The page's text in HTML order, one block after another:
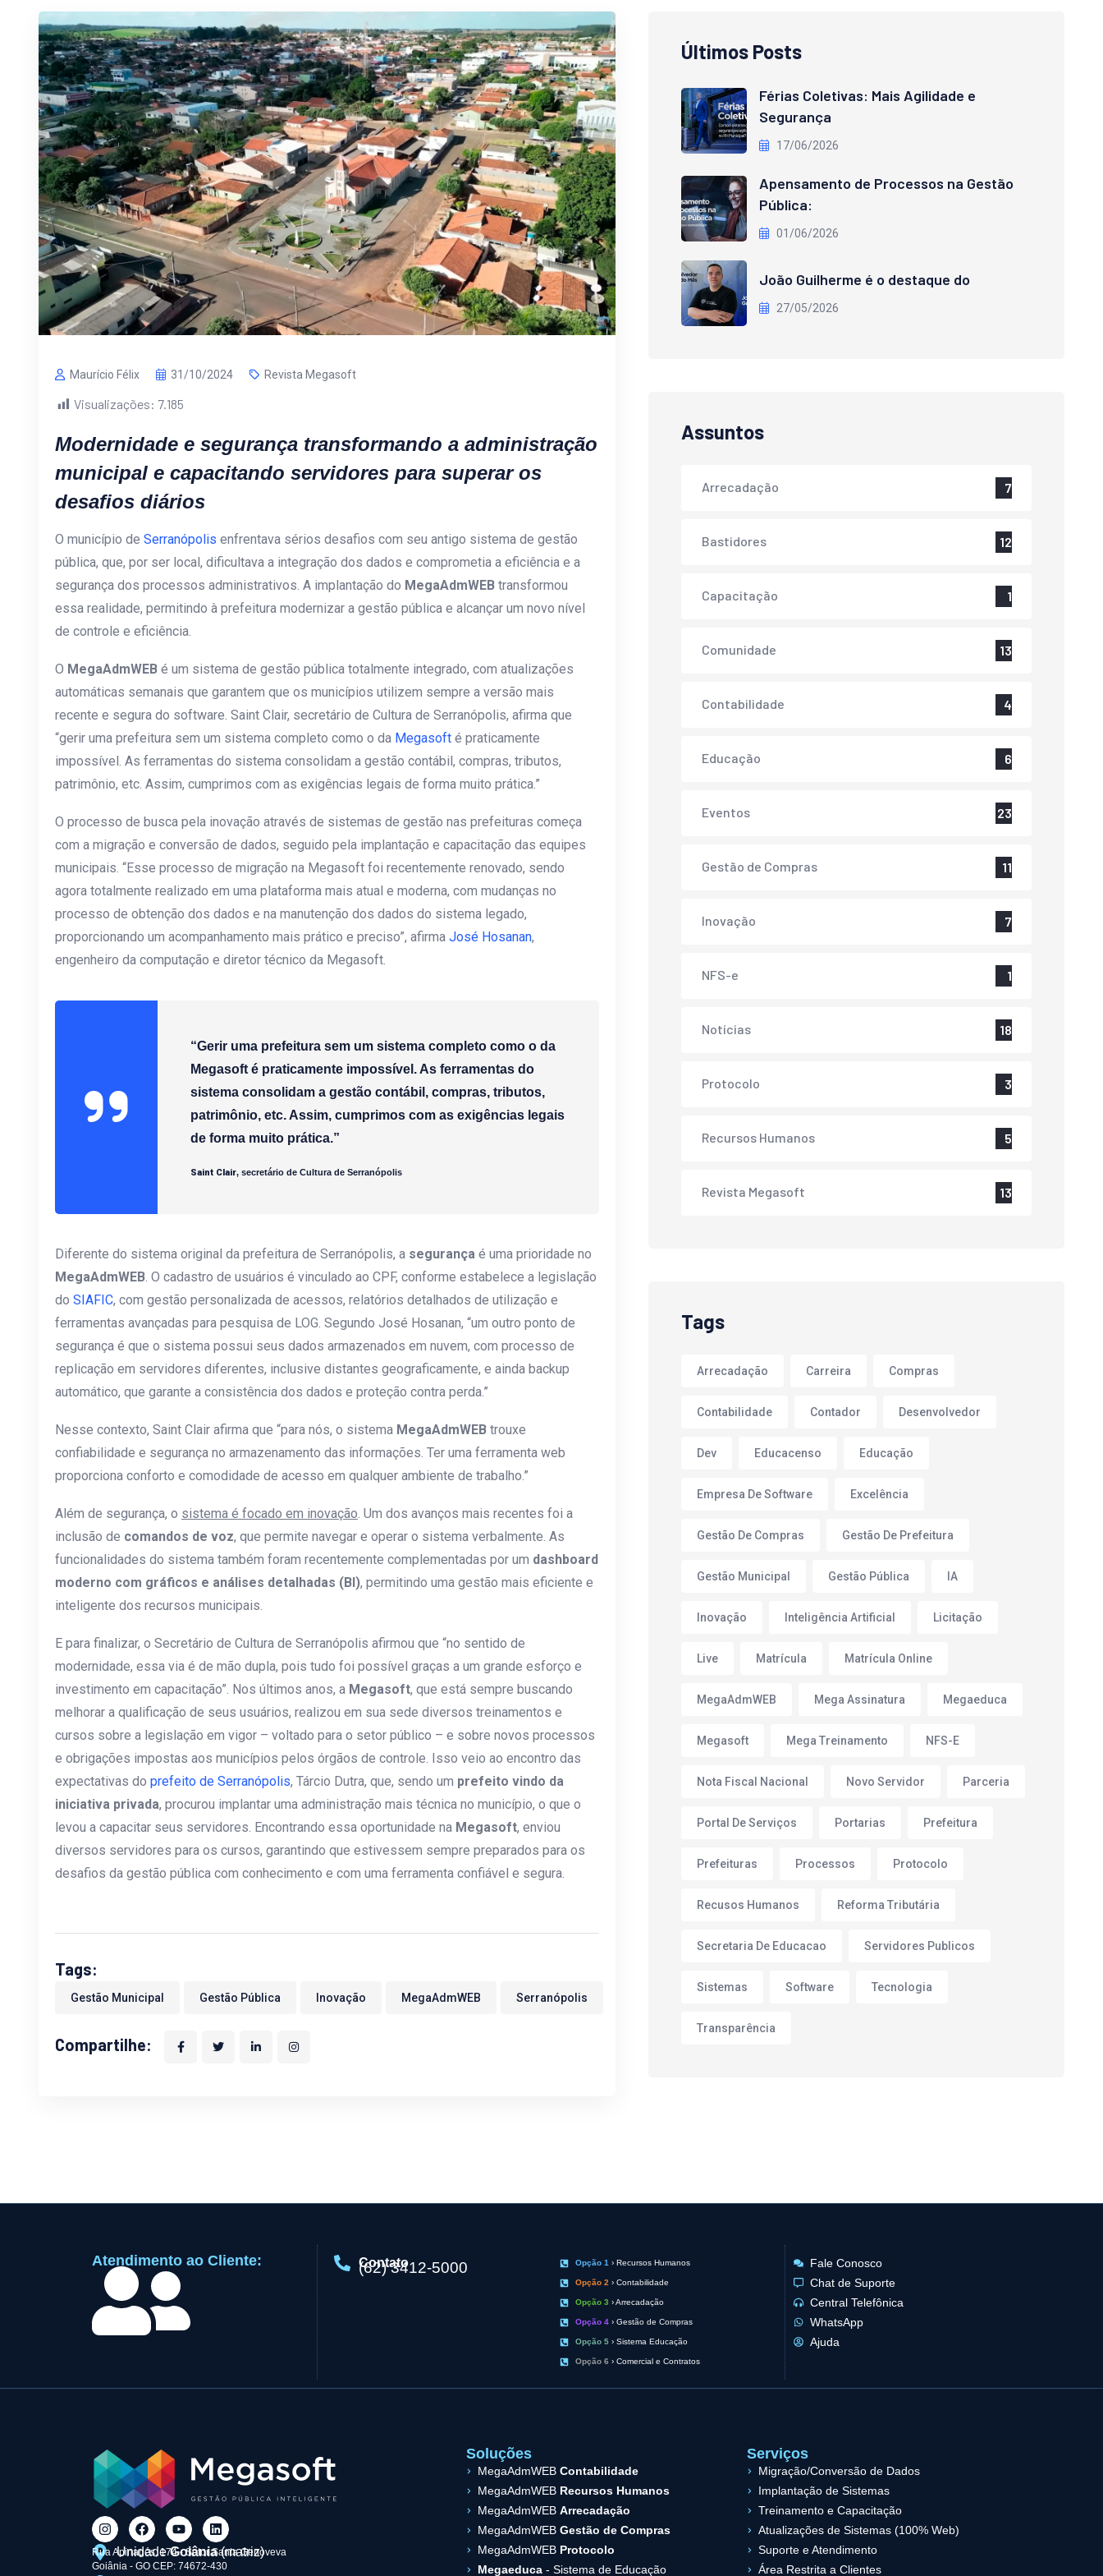
Maurício Félix 31/10/2024 Revista Megasoft
Visualizações: 7.185
Modernidade e segurança transformando a administração
municipal e capacitando servidores para superar os
desafios diários
O município de Serranópolis enfrentava sérios desafios com seu antigo sistema de gestão
pública, que, por ser local, dificultava a integração dos dados e comprometia a eficiência e a
segurança dos processos administrativos. A implantação do MegaAdmWEB transformou
essa realidade, permitindo à prefeitura modernizar a gestão pública e alcançar um novo nível
de controle e eficiência.
O MegaAdmWEB é um sistema de gestão pública totalmente integrado, com atualizações
automáticas semanais que garantem que os municípios utilizem sempre a versão mais
recente e segura do software. Saint Clair, secretário de Cultura de Serranópolis, afirma que
“gerir uma prefeitura sem um sistema completo como o da Megasoft é praticamente
impossível. As ferramentas do sistema consolidam a gestão contábil, compras, tributos,
patrimônio, etc. Assim, cumprimos com as exigências legais de forma muito prática.”
O processo de busca pela inovação através de sistemas de gestão nas prefeituras começa
com a migração e conversão de dados, seguido pela implantação e capacitação das equipes
municipais. “Esse processo de migração na Megasoft foi recentemente renovado, sendo
agora totalmente realizado em uma plataforma mais atual e moderna, com mudanças no
processo de obtenção dos dados e na manutenção dos dados do sistema legado,
proporcionando um acompanhamento mais prático e preciso”, afirma José Hosanan,
engenheiro da computação e diretor técnico da Megasoft.
“Gerir uma prefeitura sem um sistema completo como o da
Megasoft é praticamente impossível. As ferramentas do
sistema consolidam a gestão contábil, compras, tributos,
patrimônio, etc. Assim, cumprimos com as exigências legais
de forma muito prática.”
Saint Clair, secretário de Cultura de Serranópolis
Diferente do sistema original da prefeitura de Serranópolis, a segurança é uma prioridade no
MegaAdmWEB. O cadastro de usuários é vinculado ao CPF, conforme estabelece a legislação
do SIAFIC, com gestão personalizada de acessos, relatórios detalhados de utilização e
ferramentas avançadas para pesquisa de LOG. Segundo José Hosanan, “um outro ponto de
segurança é que o sistema possui seus dados armazenados em nuvem, com processo de
replicação em servidores diferentes, inclusive distantes geograficamente, e ainda backup
automático, que garante a consistência dos dados e proteção contra perda.”
Nesse contexto, Saint Clair afirma que “para nós, o sistema MegaAdmWEB trouxe
confiabilidade e segurança no armazenamento das informações. Ter uma ferramenta web
proporciona conforto e comodidade de acesso em qualquer ambiente de trabalho.”
Além de segurança, o sistema é focado em inovação. Um dos avanços mais recentes foi a
inclusão de comandos de voz, que permite navegar e operar o sistema verbalmente. As
funcionalidades do sistema também foram recentemente complementadas por um dashboard
moderno com gráficos e análises detalhadas (BI), permitindo uma gestão mais eficiente e
inteligente dos recursos municipais.
E para finalizar, o Secretário de Cultura de Serranópolis afirmou que “no sentido de
modernidade, essa via é de mão dupla, pois tudo foi possível graças a um grande esforço e
investimento em capacitação”. Nos últimos anos, a Megasoft, que está sempre buscando
melhorar a qualificação de seus usuários, realizou em sua sede diversos treinamentos e
cursos sobre a legislação em vigor – voltado para o setor público – e sobre novos processos
e obrigações impostas aos municípios pelos órgãos de controle. Isso veio ao encontro das
expectativas do prefeito de Serranópolis, Tárcio Dutra, que, sendo um prefeito vindo da
iniciativa privada, procurou implantar uma administração mais técnica no município, o que o
levou a capacitar seus servidores. Encontrando essa oportunidade na Megasoft, enviou
diversos servidores para os cursos, garantindo que estivessem sempre preparados para os
desafios da gestão pública com conhecimento e com uma ferramenta confiável e segura.
Tags:
Gestão Municipal Gestão Pública Inovação MegaAdmWEB Serranópolis
Compartilhe:
Últimos Posts
Férias Coletivas: Mais Agilidade e
Segurança
17/06/2026
Apensamento de Processos na Gestão
Pública:
01/06/2026
João Guilherme é o destaque do
27/05/2026
Assuntos
Arrecadação 7
Bastidores 12
Capacitação 1
Comunidade 13
Contabilidade 4
Educação 6
Eventos 23
Gestão de Compras 11
Inovação 7
NFS-e 1
Notícias 18
Protocolo 3
Recursos Humanos 5
Revista Megasoft 13
Tags
Arrecadação Carreira Compras
Contabilidade Contador Desenvolvedor
Dev Educacenso Educação
Empresa De Software Excelência
Gestão De Compras Gestão De Prefeitura
Gestão Municipal Gestão Pública IA
Inovação Inteligência Artificial Licitação
Live Matrícula Matrícula Online
MegaAdmWEB Mega Assinatura Megaeduca
Megasoft Mega Treinamento NFS-E
Nota Fiscal Nacional Novo Servidor Parceria
Portal De Serviços Portarias Prefeitura
Prefeituras Processos Protocolo
Recusos Humanos Reforma Tributária
Secretaria De Educacao Servidores Publicos
Sistemas Software Tecnologia
Transparência
Atendimento ao Cliente: Contato
(62) 3412-5000 Opção 1 › Recursos Humanos
Opção 2 › Contabilidade
Opção 3 › Arrecadação
Opção 4› Gestão de Compras
Opção 5› Sistema Educação
Opção 6 › Comercial e Contratos
Fale Conosco
Chat de Suporte
Central Telefônica
WhatsApp
Ajuda
UnidadeGoiânia(matriz)
Rua Apinagés, 174 - Setor Santa Genoveva
Goiânia - GO CEP: 74672-430
Soluções
MegaAdmWEB Contabilidade
MegaAdmWEB Recursos Humanos
MegaAdmWEB Arrecadação
MegaAdmWEB Gestão de Compras
MegaAdmWEB Protocolo
Megaeduca- Sistema de Educação
Serviços
Migração/Conversão de Dados
Implantação de Sistemas
Treinamento e Capacitação
Atualizações de Sistemas (100% Web)
Suporte e Atendimento
Área Restrita a Clientes